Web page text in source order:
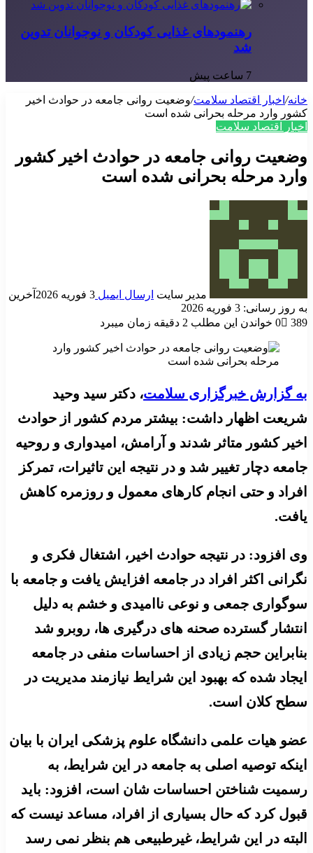
رهنمودهای غذایی کودکان و نوجوانان تدوین
شد
7 ساعت پیش
خانه/ اخبار اقتصاد سلامت/وضعیت روانی جامعه در حوادث اخیر
کشور وارد مرحله بحرانی شده است
اخبار اقتصاد سلامت
وضعیت روانی جامعه در حوادث اخیر کشور
وارد مرحله بحرانی شده است
مدیر سایت ارسال ایمیل 3 فوریه 2026
آخرین
به روز رسانی: 3 فوریه 2026
0
389 خواندن این مطلب 2 دقیقه زمان میبرد
به گزارش خبرگزاری سلامت، دکتر سید وحید
شریعت اظهار داشت: بیشتر مردم کشور از حوادث
اخیر کشور متاثر شدند و آرامش، امیدواری و روحیه
جامعه دچار تغییر شد و در نتیجه این تاثیرات، تمرکز
افراد و حتی انجام کارهای معمول و روزمره کاهش
یافت.
وی افزود: در نتیجه حوادث اخیر، اشتغال فکری و
نگرانی اکثر افراد در جامعه افزایش یافت و جامعه با
سوگواری جمعی و نوعی ناامیدی و خشم به دلیل
انتشار گسترده صحنه های درگیری ها، روبرو شد
بنابراین حجم زیادی از احساسات منفی در جامعه
ایجاد شده که بهبود این شرایط نیازمند مدیریت در
سطح کلان است.
عضو هیات علمی دانشگاه علوم پزشکی ایران با بیان
اینکه توصیه اصلی به جامعه در این شرایط، به
رسمیت شناختن احساسات شان است، افزود: باید
قبول کرد که حال بسیاری از افراد، مساعد نیست که
البته در این شرایط، غیرطبیعی هم بنظر نمی رسد